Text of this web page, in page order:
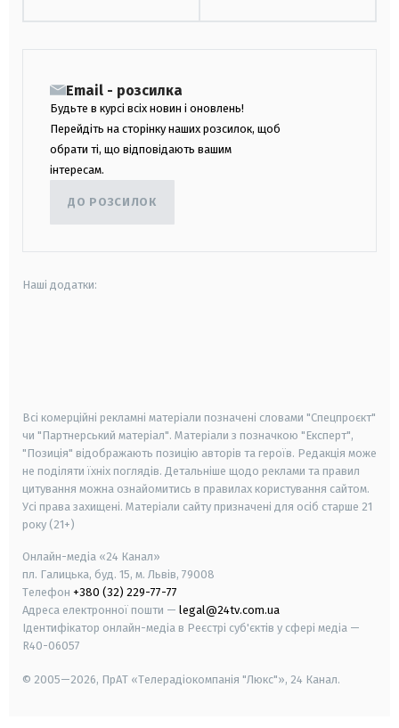
Email - розсилка
Будьте в курсі всіх новин і оновлень!
Перейдіть на сторінку наших розсилок, щоб
обрати ті, що відповідають вашим
інтересам.
ДО РОЗСИЛОК
Наші додатки:
Всі комерційні рекламні матеріали позначені словами "Спецпроєкт"
чи "Партнерський матеріал". Матеріали з позначкою "Експерт",
"Позиція" відображають позицію авторів та героїв. Редакція може
не поділяти їхніх поглядів. Детальніше щодо реклами та правил
цитування можна ознайомитись в правилах користування сайтом.
Усі права захищені. Матеріали сайту призначені для осіб старше 21
року (21+)
Онлайн-медіа «24 Канал»
пл. Галицька, буд. 15, м. Львів, 79008
Телефон +380 (32) 229-77-77
Адреса електронної пошти — legal@24tv.com.ua
Ідентифікатор онлайн-медіа в Реєстрі суб'єктів у сфері медіа —
R40-06057
© 2005—2026, ПрАТ «Телерадіокомпанія "Люкс"», 24 Канал.